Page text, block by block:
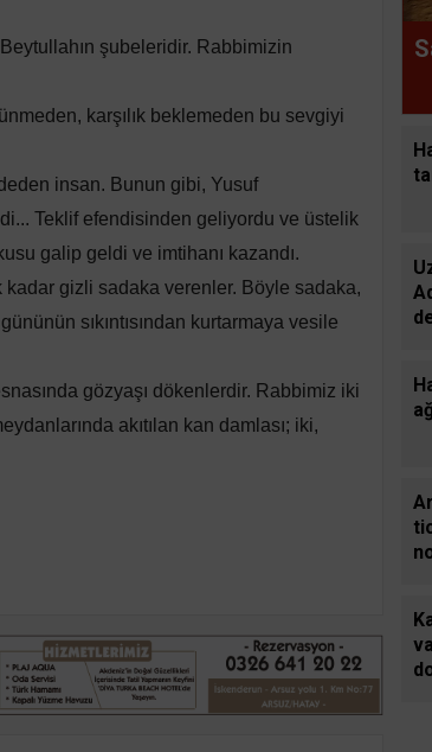
şubeleridir. Rabbimizin
karşılık beklemeden bu sevgiyi
insan. Bunun gibi, Yusuf
Teklif efendisinden geliyordu ve üstelik
galip geldi ve imtihanı kazandı.
gizli sadaka verenler. Böyle sadaka,
sıkıntısından kurtarmaya vesile
gözyaşı dökenlerdir. Rabbimiz iki
akıtılan kan damlası; iki,